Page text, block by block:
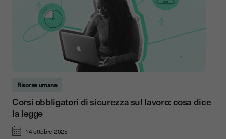
Risorse umane
Corsi obbligatori di sicurezza sul lavoro: cosa dice
la legge
14 ottobre 2025